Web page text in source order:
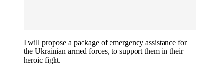
I will propose a package of emergency assistance for
the Ukrainian armed forces, to support them in their
heroic fight.